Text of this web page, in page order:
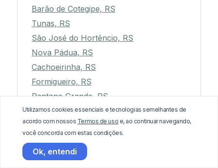
Barão de Cotegipe, RS
Tunas, RS
São José do Hortêncio, RS
Nova Pádua, RS
Cachoeirinha, RS
Formigueiro, RS
Pantano Grande, RS
Santo Expedito do Sul, RS
Morro Redondo, RS
Alvorada, RS
Utilizamos cookies essenciais e tecnologias semelhantes de
acordo com nossos Termos de uso e, ao continuar navegando,
você concorda com estas condições.
Ok, entendi